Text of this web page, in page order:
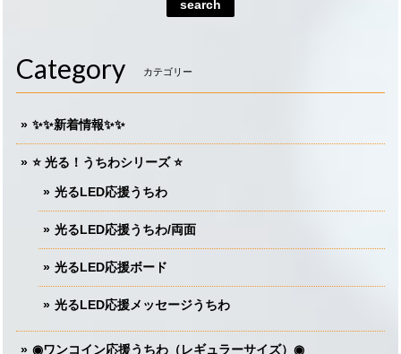
search
Category カテゴリー
✨✨新着情報✨✨
⭐️ 光る！うちわシリーズ ⭐️
光るLED応援うちわ
光るLED応援うちわ/両面
光るLED応援ボード
光るLED応援メッセージうちわ
◉ワンコイン応援うちわ（レギュラーサイズ）◉